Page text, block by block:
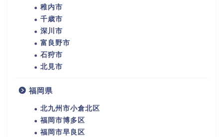
稚内市
千歳市
深川市
富良野市
石狩市
北見市
福岡県
北九州市小倉北区
福岡市博多区
福岡市早良区